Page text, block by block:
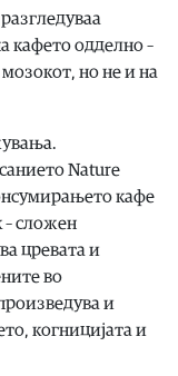
кафето одделно –
но не и на
Nature
кафе
– сложен
цревата и
во
и
когницијата и